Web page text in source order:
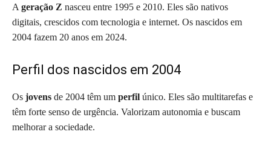
A geração Z nasceu entre 1995 e 2010. Eles são nativos
digitais, crescidos com tecnologia e internet. Os nascidos em
2004 fazem 20 anos em 2024.
Perfil dos nascidos em 2004
Os jovens de 2004 têm um perfil único. Eles são multitarefas e
têm forte senso de urgência. Valorizam autonomia e buscam
melhorar a sociedade.